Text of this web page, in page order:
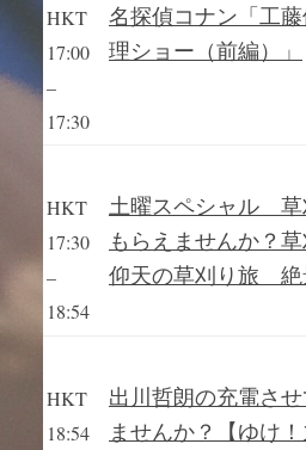
HKT
17:00
–
17:30
名探偵コナン「工
理ショー（前編）」
HKT
17:30
–
18:54
土曜スペシャル 草
もらえませんか？
仰天の草刈り旅 絶
HKT
18:54
出川哲朗の充電させ
ませんか？【ゆけ